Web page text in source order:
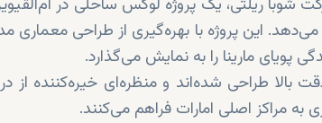
شوبا ریلتی، یک پروژه لوکس ساحلی در
می‌دهد. این پروژه با بهره‌گیری از طراحی معماری
مارینا را به نمایش می‌گذارد.
طراحی شده‌اند و منظره‌ای خیره‌کننده از
به مراکز اصلی امارات فراهم می‌کنند.